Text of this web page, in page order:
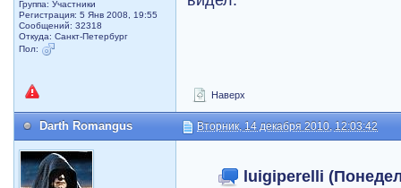
Группа: Участники
Регистрация: 5 Янв 2008, 19:55
Сообщений: 32318
Откуда: Санкт-Петербург
Пол:
Наверх
Darth Romangus Вторник, 14 декабря 2010, 12:03:42
luigiperelli